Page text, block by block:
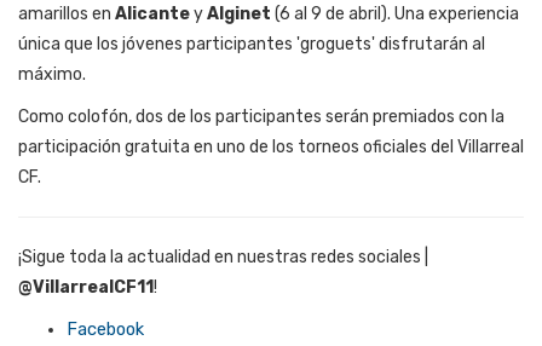
amarillos en AlicanteyAlginet (6 al 9 de abril). Una experiencia
única que los jóvenes participantes 'groguets' disfrutarán al
máximo.
Como colofón, dos de los participantes serán premiados con la
participación gratuita en uno de los torneos oficiales del Villarreal
CF.
¡Sigue toda la actualidad en nuestras redes sociales |
@VillarrealCF11!
Facebook